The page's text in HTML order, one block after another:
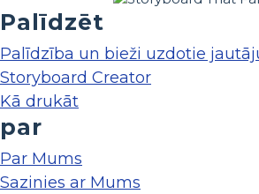
Palīdzēt
Palīdzība un bieži uzdotie
Storyboard Creator
Kā drukāt
par
Par Mums
Sazinies ar Mums